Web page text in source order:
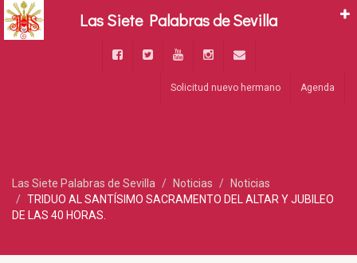
Solicitud nuevo hermano Agenda
Las Siete Palabras de Sevilla Noticias
Noticias
TRIDUO AL SANTÍSIMO SACRAMENTO DEL ALTAR Y JUBILEO
DE LAS 40 HORAS.
Las Siete Palabras de Sevilla